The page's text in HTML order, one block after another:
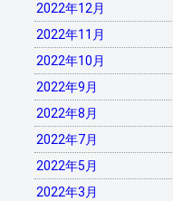
2022年12月
2022年11月
2022年10月
2022年9月
2022年8月
2022年7月
2022年5月
2022年3月